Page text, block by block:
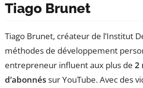
Tiago Brunet
Tiago Brunet, créateur de l’Institut
méthodes de développement
entrepreneur influent aux plus de 2
d’abonnéssur YouTube. Avec des